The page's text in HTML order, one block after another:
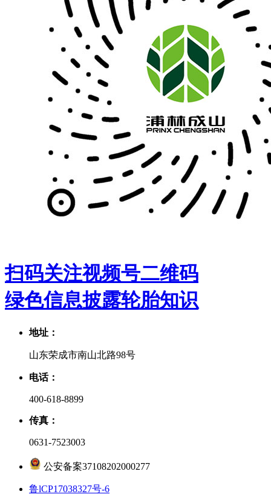
扫码关注视频号二维码
绿色信息披露轮胎知识
地址：
山东荣成市南山北路98号
电话：
400-618-8899
传真：
0631-7523003
公安备案37108202000277
鲁lCP17038327号-6